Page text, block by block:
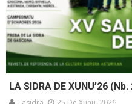
LA SIDRA DE XUNU’26